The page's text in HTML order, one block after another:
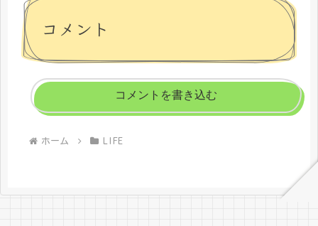
コメント
コメントを書き込む
ホーム LIFE